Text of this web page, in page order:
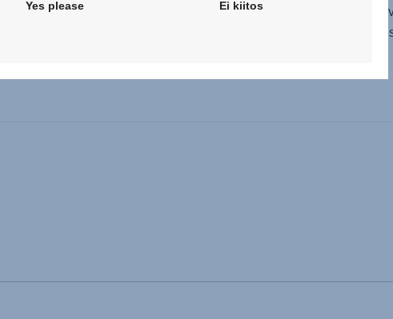
-mallin pääntukea voi säätää ja se pysyy paikallaan, sitä ei
asennossa, lähetä sähköpostia asiakaspalveluumme. Kirjoita
mukaan kopio ostotositteesta.
Yes please Ei kiitos